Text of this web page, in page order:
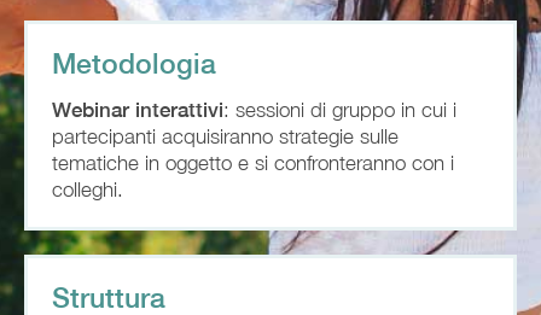
Metodologia
Webinar interattivi: sessioni di gruppo in cui i
partecipanti acquisiranno strategie sulle
tematiche in oggetto e si confronteranno con i
colleghi.
Struttura